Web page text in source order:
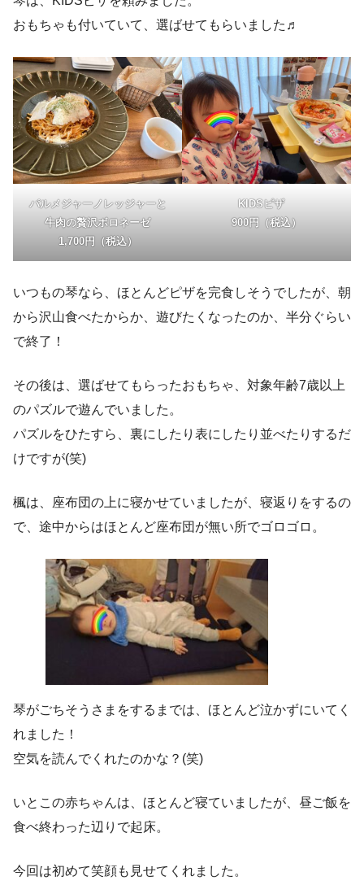
おもちゃも付いていて、選ばせてもらいました♬
パルメジャーノレッジャーと
牛肉の贅沢ボロネーゼ
1,700円（税込）
KIDSピザ
900円（税込）
いつもの琴なら、ほとんどピザを完食しそうでしたが、朝
から沢山食べたからか、遊びたくなったのか、半分ぐらい
で終了！
その後は、選ばせてもらったおもちゃ、対象年齢7歳以上
のパズルで遊んでいました。
パズルをひたすら、裏にしたり表にしたり並べたりするだ
けですが(笑)
楓は、座布団の上に寝かせていましたが、寝返りをするの
で、途中からはほとんど座布団が無い所でゴロゴロ。
琴がごちそうさまをするまでは、ほとんど泣かずにいてく
れました！
空気を読んでくれたのかな？(笑)
いとこの赤ちゃんは、ほとんど寝ていましたが、昼ご飯を
食べ終わった辺りで起床。
今回は初めて笑顔も見せてくれました。